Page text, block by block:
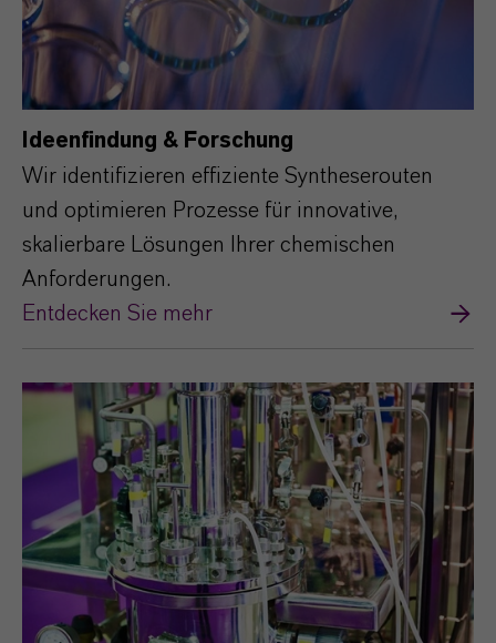
Ideenfindung & Forschung
Wir identifizieren effiziente Syntheserouten
und optimieren Prozesse für innovative,
skalierbare Lösungen Ihrer chemischen
Anforderungen.
Entdecken Sie mehr